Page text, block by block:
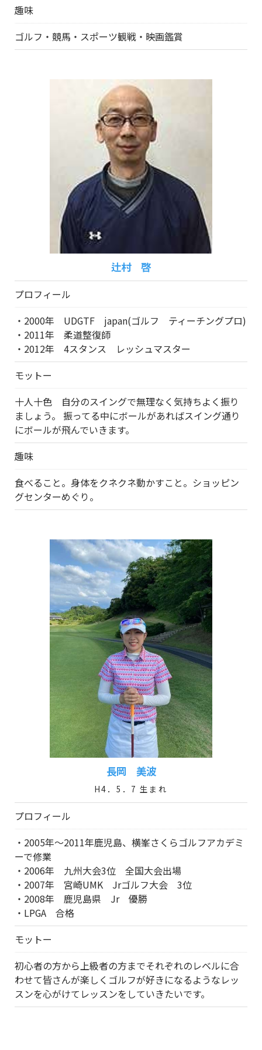
趣味
ゴルフ・競馬・スポーツ観戦・映画鑑賞
辻村 啓
プロフィール
・2000年 UDGTF japan(ゴルフ ティーチングプロ)
・2011年 柔道整復師
・2012年 4スタンス レッシュマスター
モットー
十人十色 自分のスイングで無理なく気持ちよく振り
ましょう。 振ってる中にボールがあればスイング通り
にボールが飛んでいきます。
趣味
食べること。身体をクネクネ動かすこと。ショッピン
グセンターめぐり。
長岡 美波
H4．5．7 生まれ
プロフィール
・2005年～2011年鹿児島、横峯さくらゴルフアカデミ
ーで修業
・2006年 九州大会3位 全国大会出場
・2007年 宮崎UMK Jrゴルフ大会 3位
・2008年 鹿児島県 Jr 優勝
・LPGA 合格
モットー
初心者の方から上級者の方までそれぞれのレベルに合
わせて皆さんが楽しくゴルフが好きになるようなレッ
スンを心がけてレッスンをしていきたいです。